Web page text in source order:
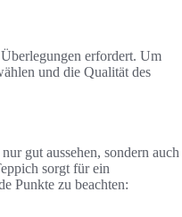
erfordert. Um
und die Qualität des
gut aussehen, sondern auch
sorgt für ein
Punkte zu beachten: